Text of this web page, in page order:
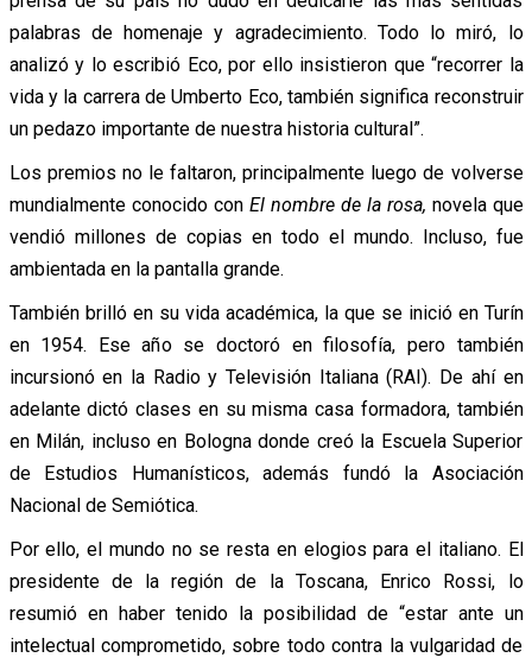
palabras de homenaje y agradecimiento. Todo lo miró, lo
analizó y lo escribió Eco, por ello insistieron que “recorrer la
vida y la carrera de Umberto Eco, también significa reconstruir
un pedazo importante de nuestra historia cultural”.
Los premios no le faltaron, principalmente luego de volverse
mundialmente conocido con El nombre de la rosa, novela que
vendió millones de copias en todo el mundo. Incluso, fue
ambientada en la pantalla grande.
También brilló en su vida académica, la que se inició en Turín
en 1954. Ese año se doctoró en filosofía, pero también
incursionó en la Radio y Televisión Italiana (RAI). De ahí en
adelante dictó clases en su misma casa formadora, también
en Milán, incluso en Bologna donde creó la Escuela Superior
de Estudios Humanísticos, además fundó la Asociación
Nacional de Semiótica.
Por ello, el mundo no se resta en elogios para el italiano. El
presidente de la región de la Toscana, Enrico Rossi, lo
resumió en haber tenido la posibilidad de “estar ante un
intelectual comprometido, sobre todo contra la vulgaridad de